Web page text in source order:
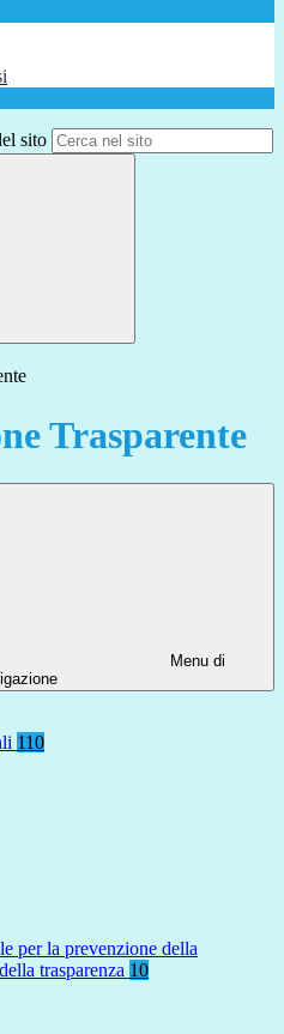
sito
Trasparente
Menu di
110
per la prevenzione della
trasparenza 10